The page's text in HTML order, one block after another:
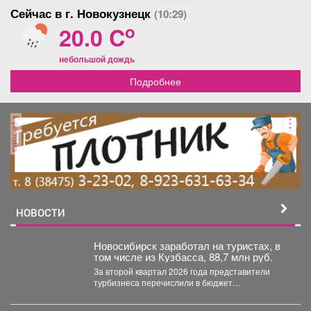
Сейчас в г. Новокузнецк (10:29)
20.0 Co
небольшой дождь
Подробнее
реклама
НОВОСТИ
Новосибирск заработал на туристах, в
том числе из Кузбасса, 88,7 млн руб.
За второй квартал 2026 года представители
турбизнеса перечислили в бюджет